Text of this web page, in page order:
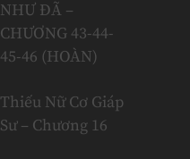
NHƯ ĐÃ –
CHƯƠNG 43-44-
45-46 (HOÀN)
Thiếu Nữ Cơ Giáp
Sư – Chương 16